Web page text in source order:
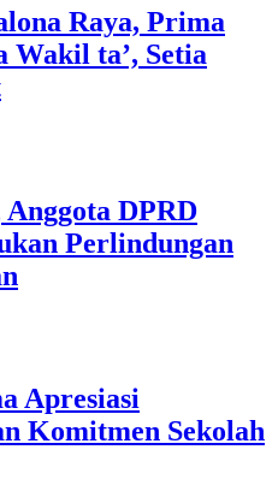
Raya, Prima
Wakil ta’, Setia
DPRD
Perlindungan
Apresiasi
Komitmen Sekolah